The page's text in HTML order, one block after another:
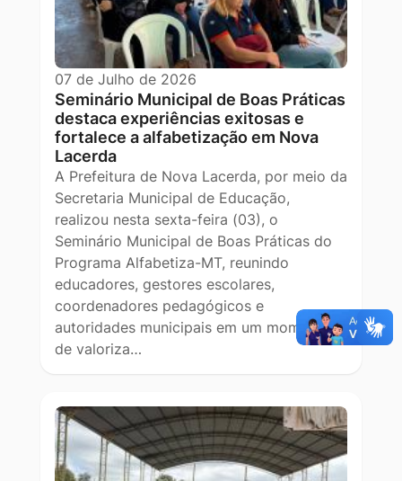
07 de Julho de 2026
Seminário Municipal de Boas Práticas
destaca experiências exitosas e
fortalece a alfabetização em Nova
Lacerda
A Prefeitura de Nova Lacerda, por meio da
Secretaria Municipal de Educação,
realizou nesta sexta-feira (03), o
Seminário Municipal de Boas Práticas do
Programa Alfabetiza-MT, reunindo
educadores, gestores escolares,
coordenadores pedagógicos e
autoridades municipais em um momento
de valoriza…